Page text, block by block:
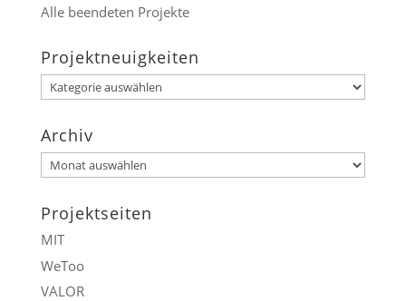
Alle beendeten Projekte
Projektneuigkeiten
Projektneuigkeiten
Archiv
Archiv
Projektseiten
MIT
WeToo
VALOR